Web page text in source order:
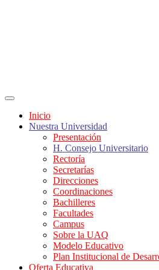
Inicio
Nuestra Universidad
Presentación
H. Consejo Universitario
Rectoría
Secretarías
Direcciones
Coordinaciones
Bachilleres
Facultades
Campus
Sobre la UAQ
Modelo Educativo
Plan Institucional de
Oferta Educativa